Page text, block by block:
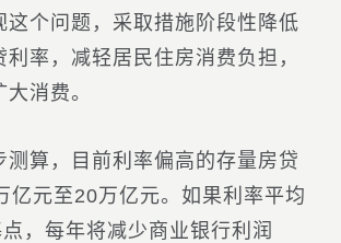
这个问题，采取措施阶段性降低
率，减轻居民住房消费负担，
消费。
算，目前利率偏高的存量房贷
亿元至20万亿元。如果利率平均
点，每年将减少商业银行利润